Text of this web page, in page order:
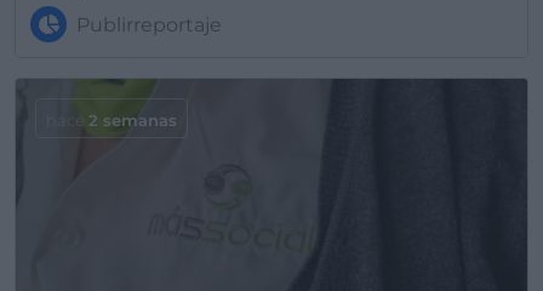
Publirreportaje
hace 2 semanas